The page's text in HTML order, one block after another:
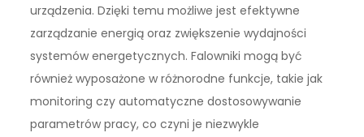
urządzenia. Dzięki temu możliwe jest efektywne
zarządzanie energią oraz zwiększenie wydajności
systemów energetycznych. Falowniki mogą być
również wyposażone w różnorodne funkcje, takie jak
monitoring czy automatyczne dostosowywanie
parametrów pracy, co czyni je niezwykle